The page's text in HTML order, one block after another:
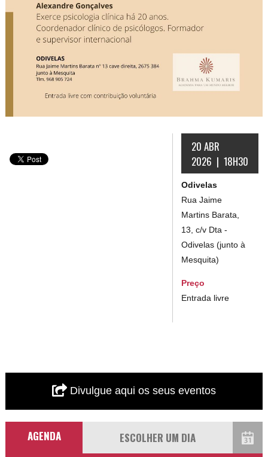
20 ABR
2026 | 18H30
Odivelas
Rua Jaime
Martins Barata,
13, c/v Dta -
Odivelas (junto à
Mesquita)
Preço
Entrada livre
Divulgue aqui os seus eventos
AGENDA